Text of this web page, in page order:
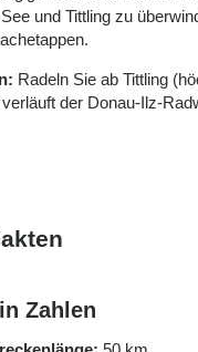
und Tittling zu
Radeln Sie ab Tittling
der Donau-Ilz-
Zahlen